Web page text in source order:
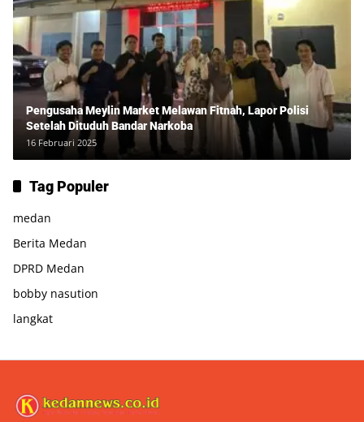
Pengusaha Meylin Market Melawan Fitnah, Lapor Polisi
Setelah Dituduh Bandar Narkoba
16 Februari 2025
Tag Populer
medan
Berita Medan
DPRD Medan
bobby nasution
langkat